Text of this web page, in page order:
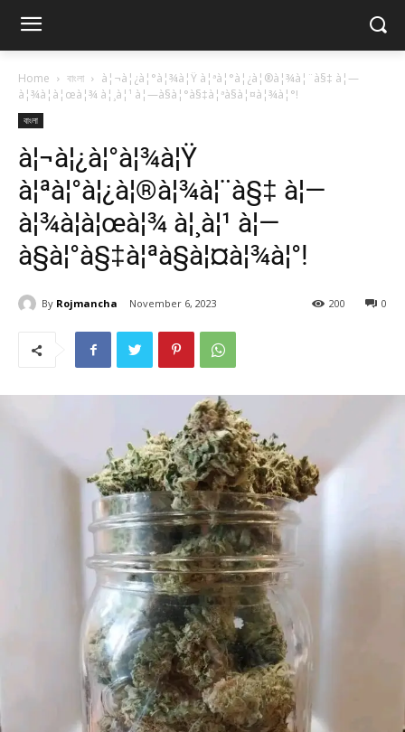
Home বাংলা
à¦¬à¦¿à¦°à¦¾à¦Ÿ à¦ªà¦°à¦¿à¦®à¦¾à¦¨à§‡ à¦—
à¦¾à¦à¦œà¦¾ à¦¸à¦¹ à¦—à§à¦°à§‡à¦ªà§à¦¤à¦¾à¦°!
বাংলা
à¦¬à¦¿à¦°à¦¾à¦Ÿ
à¦ªà¦°à¦¿à¦®à¦¾à¦¨à§‡ à¦—
à¦¾à¦à¦œà¦¾ à¦¸à¦¹ à¦—
à§à¦°à§‡à¦ªà§à¦¤à¦¾à¦°!
By Rojmancha November 6, 2023 0
200